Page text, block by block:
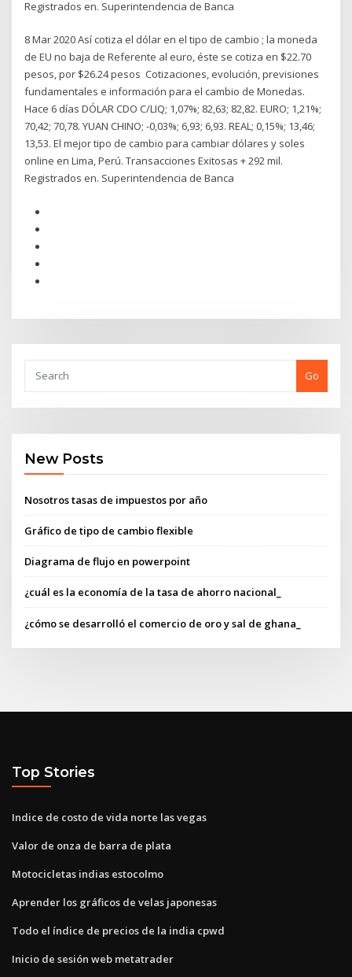
Registrados en. Superintendencia de Banca
8 Mar 2020 Así cotiza el dólar en el tipo de cambio ; la moneda
de EU no baja de Referente al euro, éste se cotiza en $22.70
pesos, por $26.24 pesos Cotizaciones, evolución, previsiones
fundamentales e información para el cambio de Monedas.
Hace 6 días DÓLAR CDO C/LIQ; 1,07%; 82,63; 82,82. EURO; 1,21%;
70,42; 70,78. YUAN CHINO; -0,03%; 6,93; 6,93. REAL; 0,15%; 13,46;
13,53. El mejor tipo de cambio para cambiar dólares y soles
online en Lima, Perú. Transacciones Exitosas + 292 mil.
Registrados en. Superintendencia de Banca
Go
New Posts
Nosotros tasas de impuestos por año
Gráfico de tipo de cambio flexible
Diagrama de flujo en powerpoint
¿cuál es la economía de la tasa de ahorro nacional_
¿cómo se desarrolló el comercio de oro y sal de ghana_
Top Stories
Indice de costo de vida norte las vegas
Valor de onza de barra de plata
Motocicletas indias estocolmo
Aprender los gráficos de velas japonesas
Todo el índice de precios de la india cpwd
Inicio de sesión web metatrader